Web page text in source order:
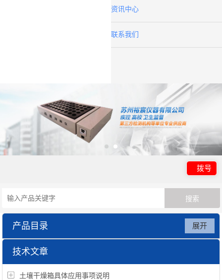
资讯中心
联系我们
拨号
产品目录
实验室基础仪器
展开
技术文章
土壤干燥箱具体应用事项说明